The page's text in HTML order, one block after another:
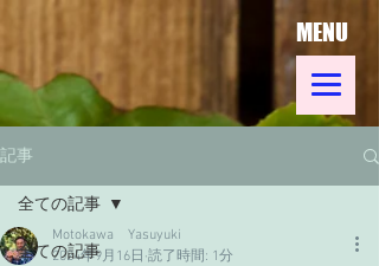
MENU
記事
全ての記事
全ての記事
Motokawa Yasuyuki
2024年9月16日 読了時間: 1分